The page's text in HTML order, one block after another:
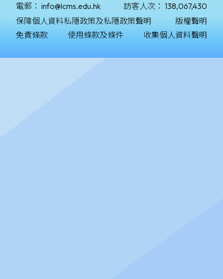
電郵： info@lcms.edu.hk 訪客人次： 138,067,430
保障個人資料私隱政策及私隱政策聲明
版權聲明
免責條款
使用條款及條件 收集個人資料聲明